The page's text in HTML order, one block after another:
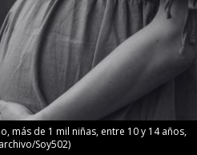
más de 1 mil niñas, entre 10 y 14 años,
Soy502)